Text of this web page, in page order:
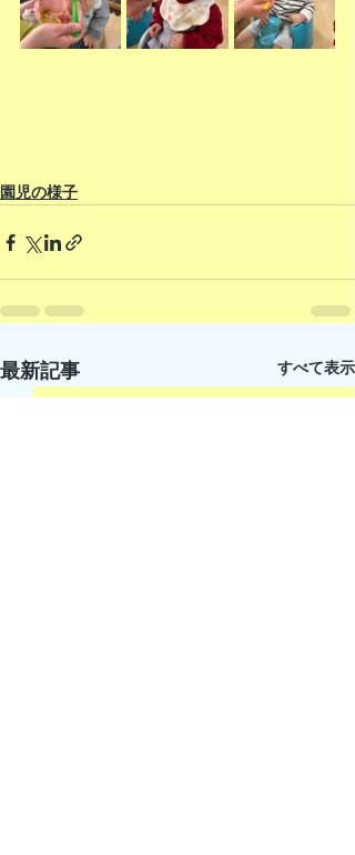
園児の様子
最新記事 すべて表示